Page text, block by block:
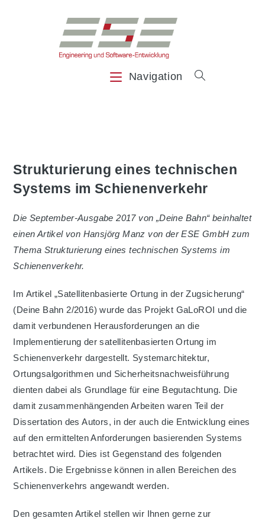
Navigation
Strukturierung eines technischen
Systems im Schienenverkehr
Die September-Ausgabe 2017 von „Deine Bahn“ beinhaltet
einen Artikel von Hansjörg Manz von der ESE GmbH zum
Thema Strukturierung eines technischen Systems im
Schienenverkehr.
Im Artikel „Satellitenbasierte Ortung in der Zugsicherung“
(Deine Bahn 2/2016) wurde das Projekt GaLoROI und die
damit verbundenen Herausforderungen an die
Implementierung der satellitenbasierten Ortung im
Schienenverkehr dargestellt. Systemarchitektur,
Ortungsalgorithmen und Sicherheitsnachweisführung
dienten dabei als Grundlage für eine Begutachtung. Die
damit zusammenhängenden Arbeiten waren Teil der
Dissertation des Autors, in der auch die Entwicklung eines
auf den ermittelten Anforderungen basierenden Systems
betrachtet wird. Dies ist Gegenstand des folgenden
Artikels. Die Ergebnisse können in allen Bereichen des
Schienenverkehrs angewandt werden.
Den gesamten Artikel stellen wir Ihnen gerne zur